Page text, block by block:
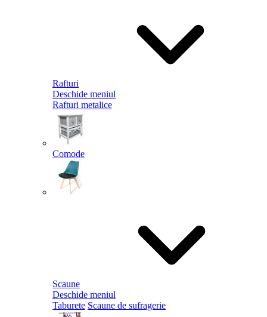
Rafturi
Deschide meniul
Rafturi metalice
Comode
Scaune
Deschide meniul
Taburete Scaune de sufragerie